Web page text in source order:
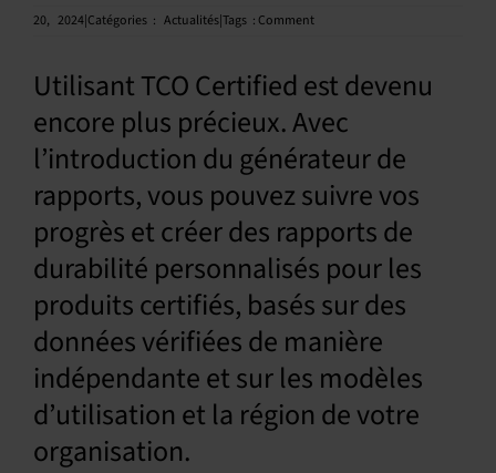
20, 2024|Catégories : Actualités|Tags : Comment
Utilisant TCO Certified est devenu
encore plus précieux. Avec
l’introduction du générateur de
rapports, vous pouvez suivre vos
progrès et créer des rapports de
durabilité personnalisés pour les
produits certifiés, basés sur des
données vérifiées de manière
indépendante et sur les modèles
d’utilisation et la région de votre
organisation.